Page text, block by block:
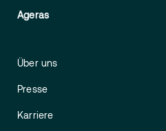
Ageras
Über uns
Presse
Karriere